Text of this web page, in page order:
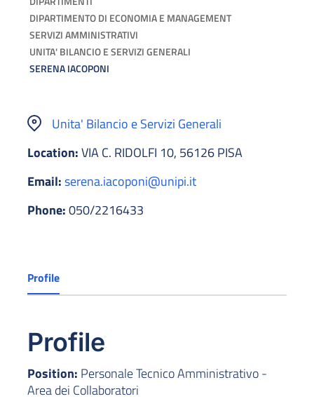
DIPARTIMENTO DI ECONOMIA E MANAGEMENT
SERVIZI AMMINISTRATIVI
UNITA' BILANCIO E SERVIZI GENERALI
SERENA IACOPONI
Unita' Bilancio e Servizi Generali
Location:VIA C. RIDOLFI 10, 56126 PISA
Email:serena.iacoponi@unipi.it
Phone:050/2216433
Profile
Profile
Position: Personale Tecnico Amministrativo -
Area dei Collaboratori